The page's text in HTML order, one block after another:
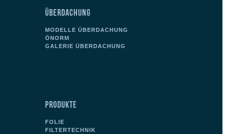
ÜBERDACHUNG
MODELLE ÜBERDACHUNG
ÖNORM
GALERIE ÜBERDACHUNG
PRODUKTE
FOLIE
FILTERTECHNIK